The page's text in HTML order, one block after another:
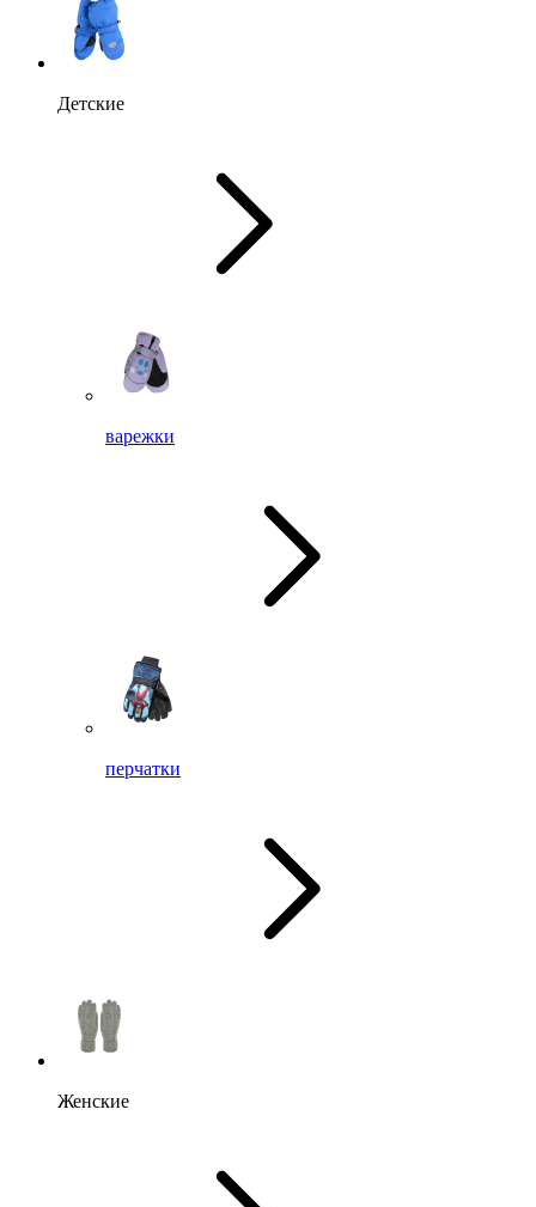
Детские
варежки
перчатки
Женские